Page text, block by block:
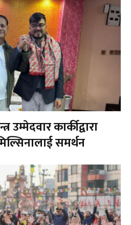
उम्मेदवार कार्कीद्वारा
समर्थन